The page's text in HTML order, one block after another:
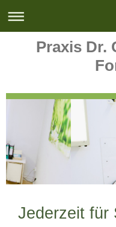
Praxis Dr.
Jederzeit für